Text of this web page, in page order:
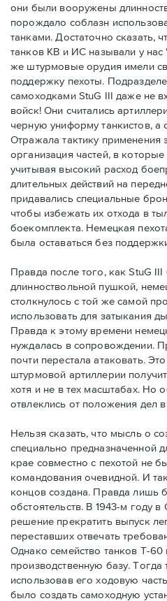
они были вооружены
порождало соблазн
танками. Достаточно сказать,
танков КВ и ИС называли у
же штурмовые орудия имели
поддержку пехоты.
самоходками StuG III даже не
войск! Они считались
черную униформу танкистов, а
Отражала тактику применения
организация частей, в
учитывая высокий расход
длительных действий на
придавались специальные
чтобы избежать их отхода в
боекомплекта. Немецкая
была оставаться без
Правда после того, как StuG
длинноствольной пушкой,
столкнулось с той же самой
использовать для затыкания
Правда к этому времени
нуждалась в сопровождении.
почти перестала атаковать.
штурмовой артиллерии
хотя и не в тех масштабах. Но
отвлеклись от положения дел
Нельзя сказать, что мысль о
специально предназначенной
крае совместно с пехотой не
командования очевидной. И
концов создана. Правда лишь
обстоятельств. В 1943-м году
решение прекратить выпуск
переставших отвечать
Однако семейство танков Т-
производственную базу. Тогда
использовав его ходовую
было создать самоходную